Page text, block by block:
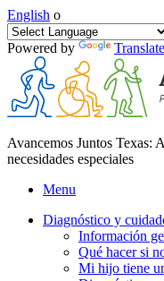
English o
Powered by Translate
Avancemos Juntos Texas:
necesidades especiales
Menu
Diagnóstico y
Información
Qué hacer si
Mi hijo tiene